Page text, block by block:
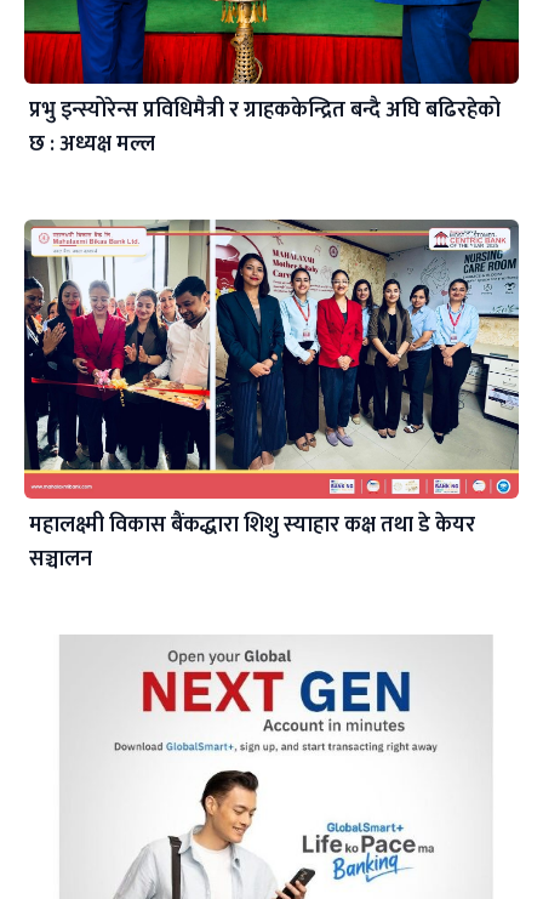
प्रभु इन्स्योरेन्स प्रविधिमैत्री र ग्राहककेन्द्रित बन्दै अघि बढिरहेको
छ : अध्यक्ष मल्ल
महालक्ष्मी विकास बैंकद्धारा शिशु स्याहार कक्ष तथा डे केयर
सञ्चालन